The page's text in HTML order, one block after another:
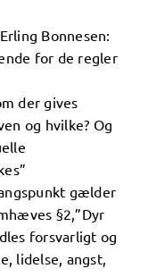
Bonnesen:
for de regler
der gives
og hvilke? Og
gælder
§2,”Dyr
forsvarligt og
lidelse, angst,